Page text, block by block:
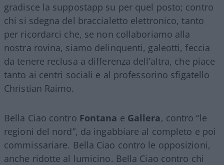
gradisce la suppostapp su per quel posto; contro
chi si sdegna del braccialetto elettronico, tanto
per ricordarci che, se non collaboriamo alla
nostra rovina, siamo delinquenti, galeotti, feccia
da tenere reclusa a differenza dell’altra, che piace
tanto ai centri sociali e al professorino sfigatello
Christian Raimo.
Bella Ciao contro Fontana e Gallera, contro “le
regioni del nord”, da ingabbiare al completo e poi
commissariare. Bella Ciao contro le opposizioni,
anche ridotte al lumicino. Bella Ciao contro chi